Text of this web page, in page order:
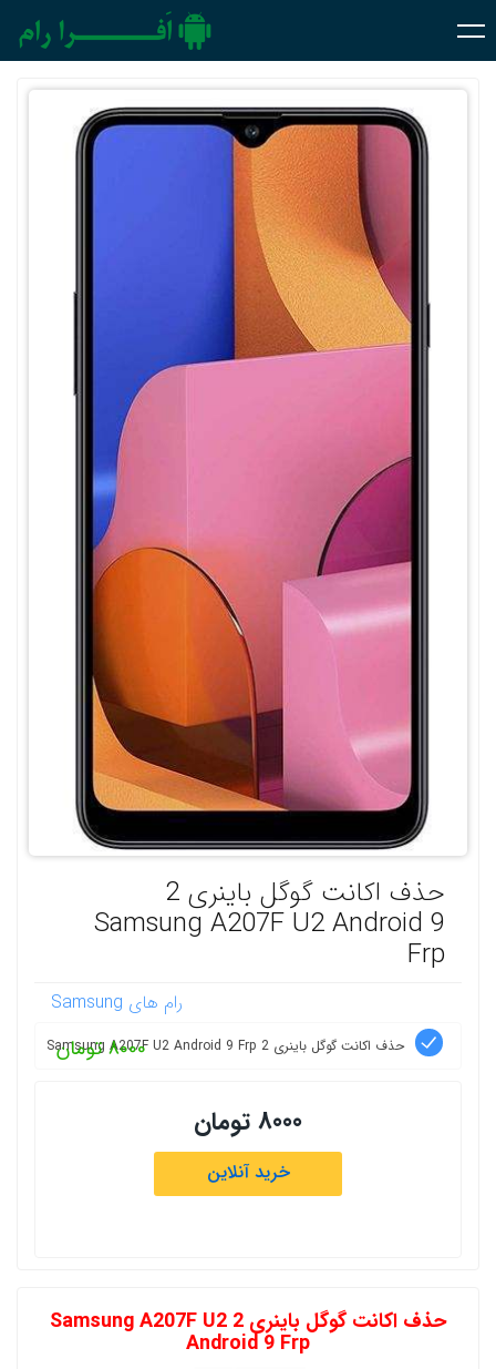
حذف اکانت گوگل باینری 2
Samsung A207F U2 Android 9
Frp
رام های Samsung
حذف اکانت گوگل باینری 2 Samsung A207F U2 Android 9 Frp 8000 تومان
8000 تومان
خرید آنلاین
حذف اکانت گوگل باینری 2 Samsung A207F U2
Android 9 Frp